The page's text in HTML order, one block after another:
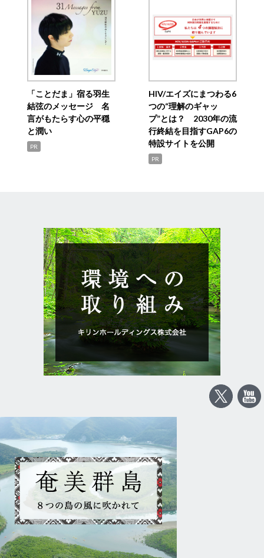
「ことだま」宿る羽生
結弦のメッセージ 名
言がもたらす心の平穏
と潤い
PR
HIV/エイズにまつわる6
つの“理解のギャッ
プ”とは？ 2030年の流
行終結を目指すGAP6の
特設サイトを公開
PR